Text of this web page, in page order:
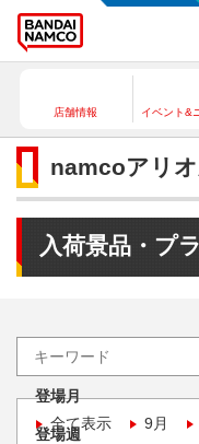
店舗情報 イベント&
namcoアリ
入荷景品・プ
登場月
全て表示
9月
登場週